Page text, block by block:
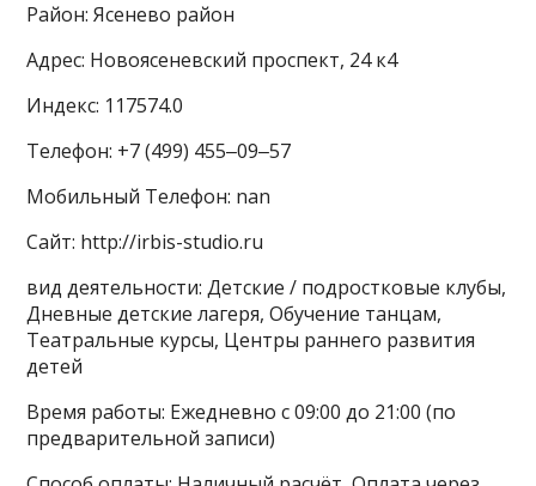
Район: Ясенево район
Адрес: Новоясеневский проспект, 24 к4
Индекс: 117574.0
Телефон: +7 (499) 455‒09‒57
Мобильный Телефон: nan
Сайт: http://irbis-studio.ru
вид деятельности: Детские / подростковые клубы,
Дневные детские лагеря, Обучение танцам,
Театральные курсы, Центры раннего развития
детей
Время работы: Ежедневно с 09:00 до 21:00 (по
предварительной записи)